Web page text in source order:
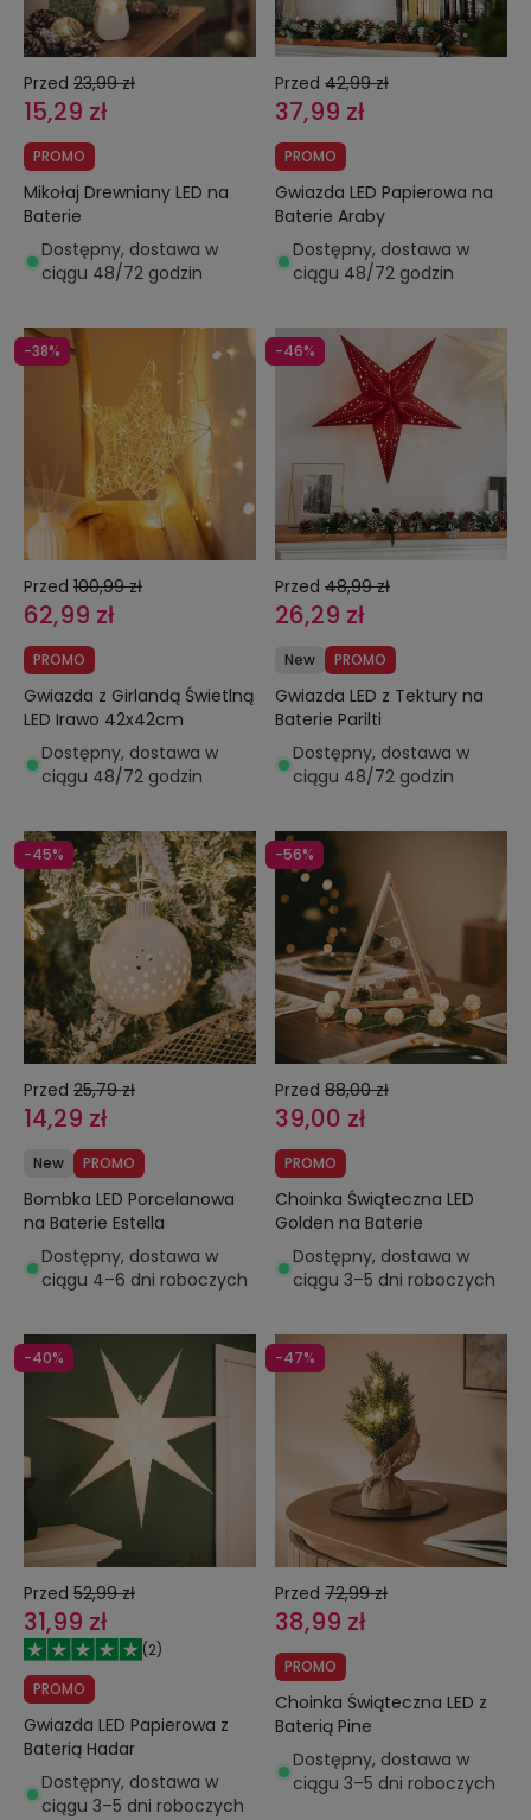
Przed 23,99 zł
15,29 zł
PROMO
Mikołaj Drewniany LED na
Baterie
Dostępny, dostawa w
ciągu 48/72 godzin
Przed 42,99 zł
37,99 zł
PROMO
Gwiazda LED Papierowa na
Baterie Araby
Dostępny, dostawa w
ciągu 48/72 godzin
-38%
Przed 100,99 zł
62,99 zł
PROMO
Gwiazda z Girlandą Świetlną
LED Irawo 42x42cm
Dostępny, dostawa w
ciągu 48/72 godzin
-46%
Przed 48,99 zł
26,29 zł
New PROMO
Gwiazda LED z Tektury na
Baterie Parilti
Dostępny, dostawa w
ciągu 48/72 godzin
-45%
Przed 25,79 zł
14,29 zł
New PROMO
Bombka LED Porcelanowa
na Baterie Estella
Dostępny, dostawa w
ciągu 4–6 dni roboczych
-56%
Przed 88,00 zł
39,00 zł
PROMO
Choinka Świąteczna LED
Golden na Baterie
Dostępny, dostawa w
ciągu 3–5 dni roboczych
-40%
Przed 52,99 zł
31,99 zł
(2)
PROMO
Gwiazda LED Papierowa z
Baterią Hadar
Dostępny, dostawa w
ciągu 3–5 dni roboczych
-47%
Przed 72,99 zł
38,99 zł
PROMO
Choinka Świąteczna LED z
Baterią Pine
Dostępny, dostawa w
ciągu 3–5 dni roboczych